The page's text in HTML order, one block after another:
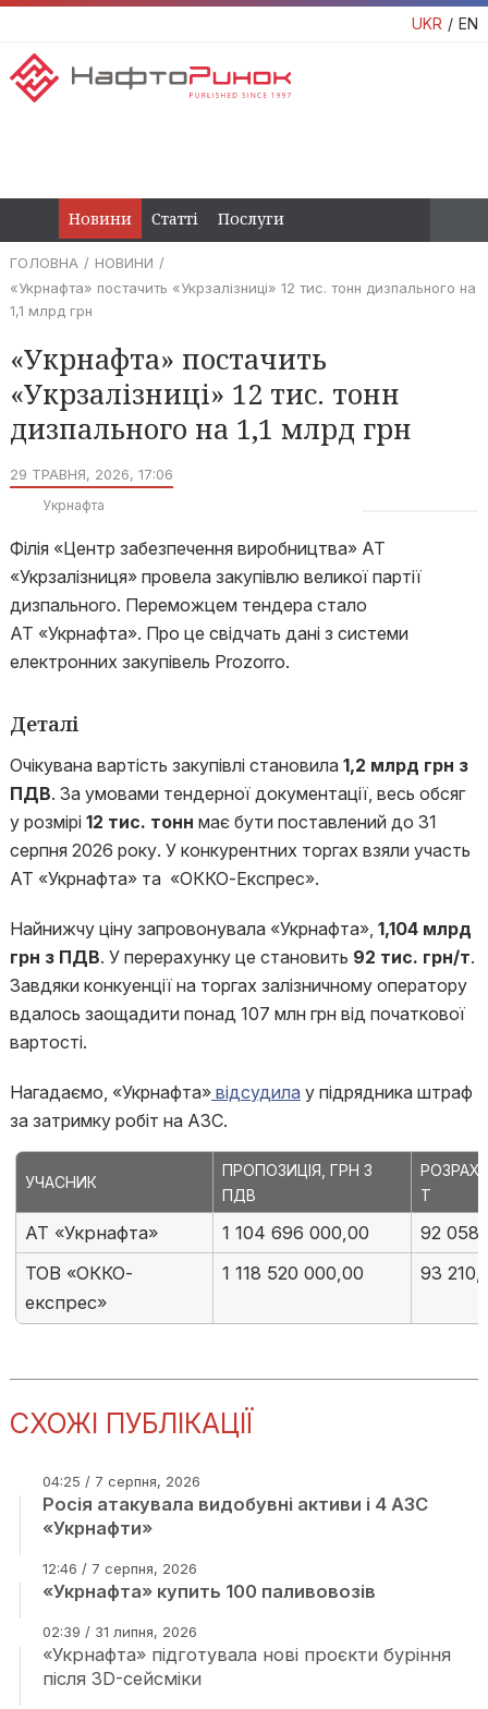
UKR EN
Новини Статті Послуги
ГОЛОВНА
НОВИНИ
«Укрнафта» постачить «Укрзалізниці» 12 тис. тонн дизпального на
1,1 млрд грн
«Укрнафта» постачить
«Укрзалізниці» 12 тис. тонн
дизпального на 1,1 млрд грн
29 ТРАВНЯ, 2026, 17:06
Укрнафта
Філія «Центр забезпечення виробництва» АТ
«Укрзалізниця» провела закупівлю великої партії
дизпального. Переможцем тендера стало
АТ «Укрнафта». Про це свідчать дані з системи
електронних закупівель Prozorro.
Деталі
Очікувана вартість закупівлі становила 1,2 млрд грн з
ПДВ. За умовами тендерної документації, весь обсяг
у розмірі 12 тис. тонн має бути поставлений до 31
серпня 2026 року. У конкурентних торгах взяли участь
АТ «Укрнафта» та «ОККО-Експрес».
Найнижчу ціну запровонувала «Укрнафта», 1,104 млрд
грн з ПДВ. У перерахунку це становить 92 тис. грн/т.
Завдяки конкуенції на торгах залізничному оператору
вдалось заощадити понад 107 млн грн від початкової
вартості.
Нагадаємо, «Укрнафта»відсудила у підрядника штраф
за затримку робіт на АЗС.
УЧАСНИК
ПРОПОЗИЦІЯ, ГРН З
ПДВ
Т
АТ «Укрнафта» 1 104 696 000,00
92
ТОВ «ОККО-
експрес»
1 118 520 000,00 93
СХОЖІ ПУБЛІКАЦІЇ
04:25 / 7 серпня, 2026
Росія атакувала видобувні активи і 4 АЗС
«Укрнафти»
12:46 / 7 серпня, 2026
«Укрнафта» купить 100 паливовозів
02:39 / 31 липня, 2026
«Укрнафта» підготувала нові проєкти буріння
після 3D-сейсміки